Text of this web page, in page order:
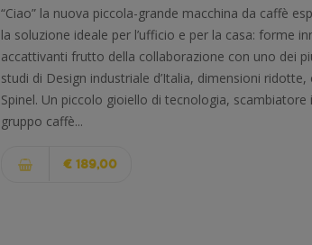
“Ciao” la nuova piccola-grande macchina da caffè
la soluzione ideale per l’ufficio e per la casa: forme
accattivanti frutto della collaborazione con uno dei
studi di Design industriale d’Italia, dimensioni ridotte,
Spinel. Un piccolo gioiello di tecnologia,
gruppo caffè...
€ 189,00